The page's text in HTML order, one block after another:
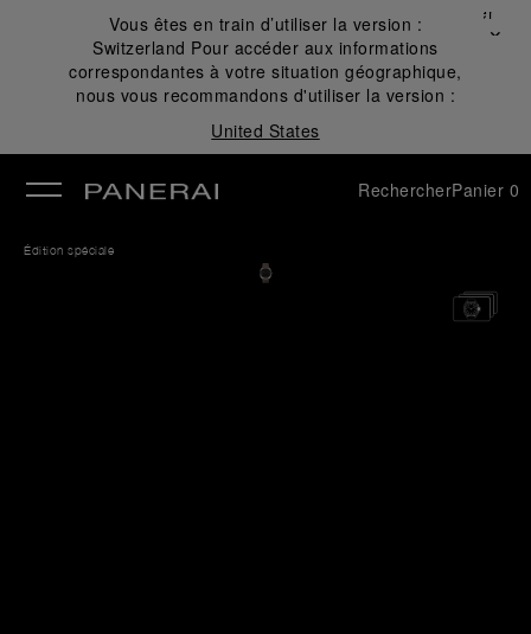
Vous êtes en train d’utiliser la version :
Switzerland Pour accéder aux informations
correspondantes à votre situation géographique,
nous vous recommandons d'utiliser la version :
United States
Fermer
✕
RechercherPanier 0
Édition spéciale